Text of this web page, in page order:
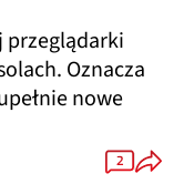
przeglądarki
Oznacza
nowe
2